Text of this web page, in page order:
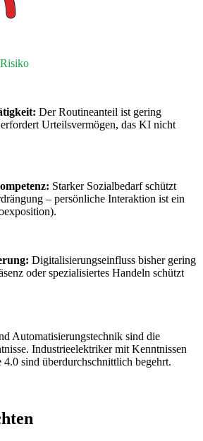
: Der Routineanteil ist gering
Urteilsvermögen, das KI nicht
: Starker Sozialbedarf schützt
– persönliche Interaktion ist ein
: Digitalisierungseinfluss bisher gering
oder spezialisiertes Handeln schützt
Automatisierungstechnik sind die
Industrieelektriker mit Kenntnissen
sind überdurchschnittlich begehrt.